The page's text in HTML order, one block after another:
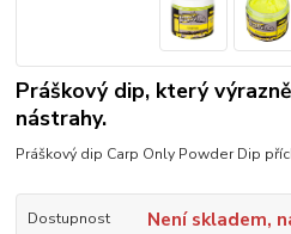
Práškový dip, který
nástrahy.
Práškový dip Carp Only Powder Dip
Dostupnost Není skladem,